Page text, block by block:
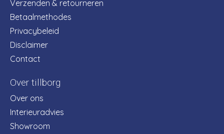
Verzenden & retourneren
Betaalmethodes
Privacybeleid
Disclaimer
Contact
Over tillborg
Over ons
Interieuradvies
Showroom